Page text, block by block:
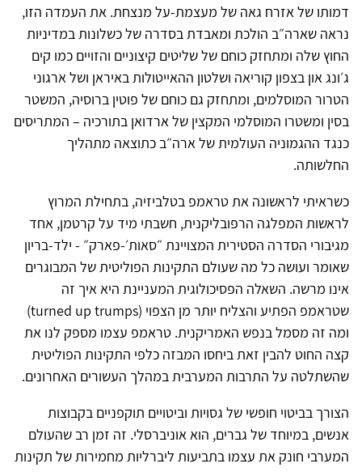
דמותו של אזרח גאה של מעצמת-על מנצחת. את העמדה הזו,
נראה שארה״ב הולכת ומאבדת בסדרה של כשלונות במדיניות
החוץ שלה ומתחזק כוחם של שליטים קיצוניים והזויים כמו קים
ג׳ונג און בצפון קוריאה ושלטון ההאייטולות באיראן ושל ארגוני
הטרור המוסלמים, ומתחזק גם כוחם של פוטין ברוסיה, המשטר
בסין ומשטרו המוסלמי המקצין של ארדואן בתורכיה – המתריסים
כנגד ההגמוניה העולמית של ארה״ב כתוצאה מתהליך
החלשותה.
כשראיתי לראשונה את טראמפ בטלביזיה, בתחילת המרוץ
לראשות המפלגה הרפובליקנית, חשבתי מיד על קרטמן, אחד
מגיבורי הסדרה הסטירית המצויינת ״סאות׳-פארק״ - ילד-בריון
שאומר ועושה כל מה שעולם התקינות הפוליטית של המבוגרים
אינו מרשה. השאלה הפסיכולוגית המעניינת היא איך זה
שטראמפ הפתיע והצליח יותר מן הצפוי (turned up trumps)
ומה זה מסמל בנפש האמריקנית. טראמפ עצמו מספק לנו את
קצה החוט להבין זאת ביחסו המבזה כלפי התקינות הפוליטית
שהשתלטה על התרבות המערבית במהלך העשורים האחרונים.
הצורך בביטוי חופשי של גסויות וביטויים תוקפניים בקבוצות
אנשים, במיוחד של גברים, הוא אוניברסלי. זה זמן רב שהעולם
המערבי חונק את עצמו בתביעות ליברליות מחמירות של תקינות